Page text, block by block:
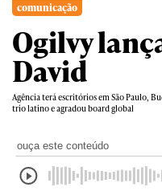
comunicação
Ogilvy
David
Agência terá escritórios em São Paulo,
trio latino e agradou board global
ouça este conteúdo